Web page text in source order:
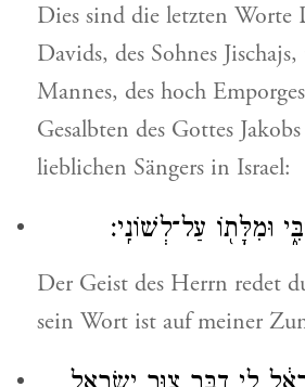
Dies sind die letzten Worte
Davids, des Sohnes
Mannes, des hoch
Gesalbten des Gottes
lieblichen Sängers in Israel:
וּמִלָּת֖וֹ עַל־לְשׁוֹנִֽי׃
Der Geist des Herrn redet
sein Wort ist auf meiner